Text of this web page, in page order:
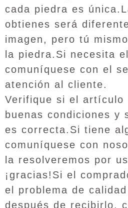
cada piedra es
obtienes será
imagen, pero tú
la piedra.Si necesita
comuníquese con el
atención al cliente.
Verifique si el artículo
buenas condiciones y
es correcta.Si tiene
comuníquese con
la resolveremos por
¡gracias!Si el
el problema de
después de recibirlo,